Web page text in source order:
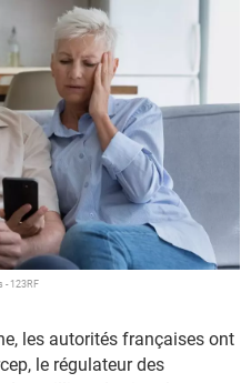
- 123RF
les autorités françaises ont
le régulateur des